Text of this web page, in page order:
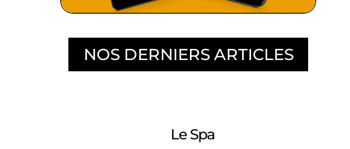
NOS DERNIERS ARTICLES
Le Spa